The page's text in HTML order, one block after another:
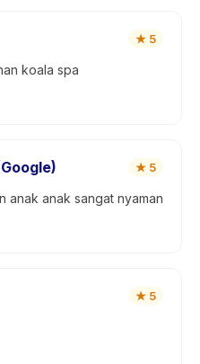
★ 5
koala spa
★ 5
anak anak sangat nyaman
★ 5